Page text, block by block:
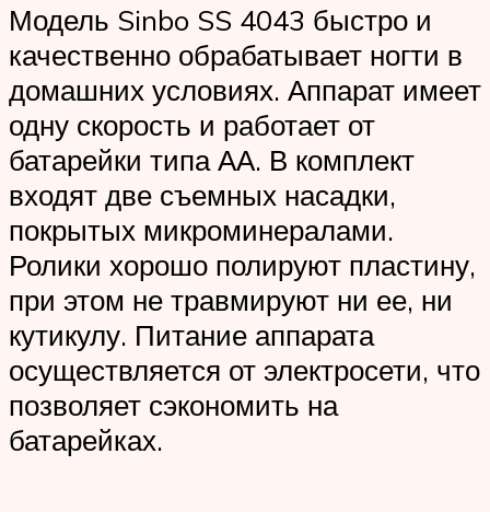
Модель Sinbo SS 4043 быстро и
качественно обрабатывает ногти в
домашних условиях. Аппарат имеет
одну скорость и работает от
батарейки типа АА. В комплект
входят две съемных насадки,
покрытых микроминералами.
Ролики хорошо полируют пластину,
при этом не травмируют ни ее, ни
кутикулу. Питание аппарата
осуществляется от электросети, что
позволяет сэкономить на
батарейках.